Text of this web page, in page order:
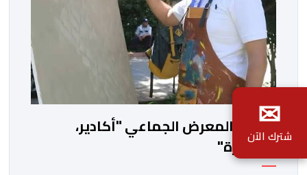
افتتاح المعرض الجماعي "أكادير،
الجوهرة"
✉
شترك الآن